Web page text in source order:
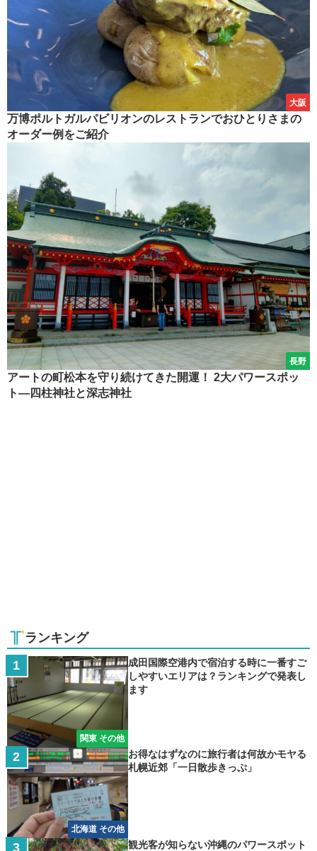
大阪
万博ポルトガルパビリオンのレストランでおひとりさまの
オーダー例をご紹介
長野
アートの町松本を守り続けてきた開運！ 2大パワースポッ
ト―四柱神社と深志神社
ランキング
関東 その他
成田国際空港内で宿泊する時に一番すご
しやすいエリアは？ランキングで発表し
ます
北海道 その他
お得なはずなのに旅行者は何故かモヤる
札幌近郊「一日散歩きっぷ」
観光客が知らない沖縄のパワースポット